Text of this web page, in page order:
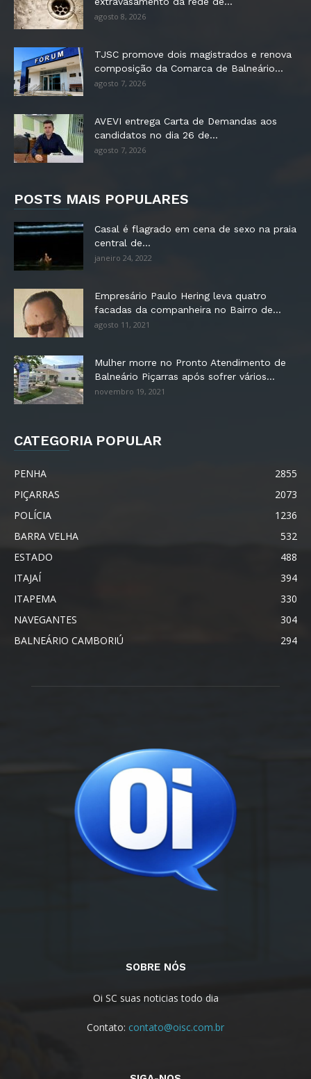
agosto 8, 2026
TJSC promove dois magistrados e renova
composição da Comarca de Balneário...
agosto 7, 2026
AVEVI entrega Carta de Demandas aos
candidatos no dia 26 de...
agosto 7, 2026
POSTS MAIS POPULARES
Casal é flagrado em cena de sexo na praia
central de...
janeiro 24, 2022
Empresário Paulo Hering leva quatro
facadas da companheira no Bairro de...
agosto 11, 2021
Mulher morre no Pronto Atendimento de
Balneário Piçarras após sofrer vários...
novembro 19, 2021
CATEGORIA POPULAR
PENHA
2855
PIÇARRAS
2073
POLÍCIA
1236
BARRA VELHA
532
ESTADO
488
ITAJAÍ
394
ITAPEMA
330
NAVEGANTES
304
BALNEÁRIO CAMBORIÚ
294
SOBRE NÓS
Oi SC suas noticias todo dia
Contato: contato@oisc.com.br